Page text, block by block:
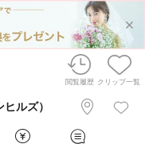
閲覧履歴 クリップ一覧
ルズ）